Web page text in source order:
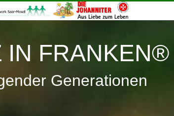
IN FRANKEN®
Generationen